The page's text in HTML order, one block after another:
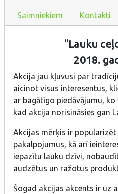
Saimniekiem Kontakti
"Lauku
2018.
Akcija jau kļuvusi par
aicinot visus interesentus,
ar bagātīgo piedāvājumu,
kad akcija norisināsies gan
Akcijas mērķis ir
pakalpojumus, kā arī
iepazītu lauku dzīvi,
audzētus un ražotus
Šogad akcijas akcents ir uz